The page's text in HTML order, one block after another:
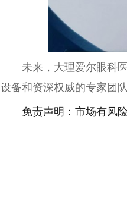
未来，大理爱尔眼科
设备和资深权威的专家团
免责声明：市场有风